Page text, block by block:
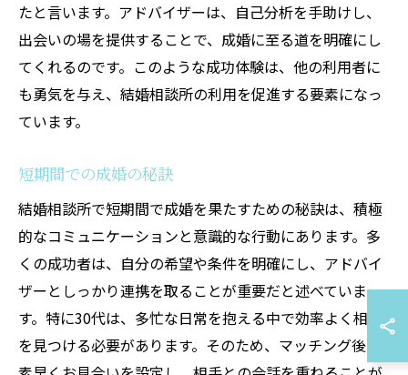
たと言います。アドバイザーは、自己分析を手助けし、
出会いの場を提供することで、成婚に至る道を明確にし
てくれるのです。このような成功体験は、他の利用者に
も勇気を与え、結婚相談所の利用を促進する要素になっ
ています。
短期間での成婚の秘訣
結婚相談所で短期間で成婚を果たすための秘訣は、積極
的なコミュニケーションと意識的な行動にあります。多
くの成功者は、自分の希望や条件を明確にし、アドバイ
ザーとしっかり連携を取ることが重要だと述べていま
す。特に30代は、多忙な日常を抱える中で効率よく相手
を見つける必要があります。そのため、マッチング後は